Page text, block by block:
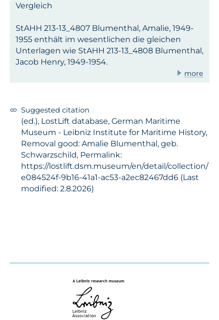
Vergleich
StAHH 213-13_4807 Blumenthal, Amalie, 1949-
1955 enthält im wesentlichen die gleichen
Unterlagen wie StAHH 213-13_4808 Blumenthal,
Jacob Henry, 1949-1954.
more
Suggested citation
(ed.), LostLift database, German Maritime
Museum - Leibniz Institute for Maritime History,
Removal good: Amalie Blumenthal, geb.
Schwarzschild, Permalink:
https://lostlift.dsm.museum/en/detail/collection/
e084524f-9b16-41a1-ac53-a2ec82467dd6 (Last
modified: 2.8.2026)